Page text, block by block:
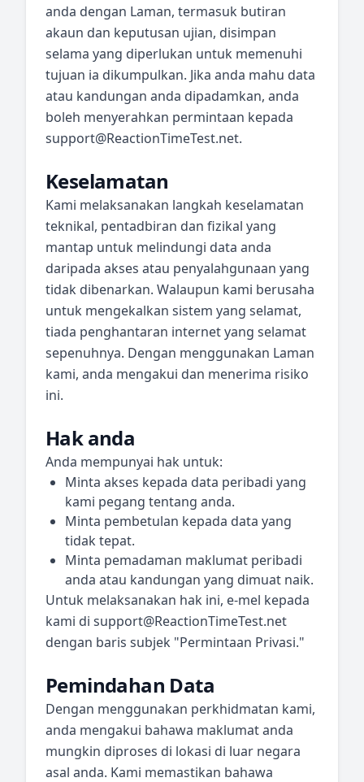
anda dengan Laman, termasuk butiran
akaun dan keputusan ujian, disimpan
selama yang diperlukan untuk memenuhi
tujuan ia dikumpulkan. Jika anda mahu data
atau kandungan anda dipadamkan, anda
boleh menyerahkan permintaan kepada
support@ReactionTimeTest.net.
Keselamatan
Kami melaksanakan langkah keselamatan
teknikal, pentadbiran dan fizikal yang
mantap untuk melindungi data anda
daripada akses atau penyalahgunaan yang
tidak dibenarkan. Walaupun kami berusaha
untuk mengekalkan sistem yang selamat,
tiada penghantaran internet yang selamat
sepenuhnya. Dengan menggunakan Laman
kami, anda mengakui dan menerima risiko
ini.
Hak anda
Anda mempunyai hak untuk:
Minta akses kepada data peribadi yang
kami pegang tentang anda.
Minta pembetulan kepada data yang
tidak tepat.
Minta pemadaman maklumat peribadi
anda atau kandungan yang dimuat naik.
Untuk melaksanakan hak ini, e-mel kepada
kami di support@ReactionTimeTest.net
dengan baris subjek "Permintaan Privasi."
Pemindahan Data
Dengan menggunakan perkhidmatan kami,
anda mengakui bahawa maklumat anda
mungkin diproses di lokasi di luar negara
asal anda. Kami memastikan bahawa